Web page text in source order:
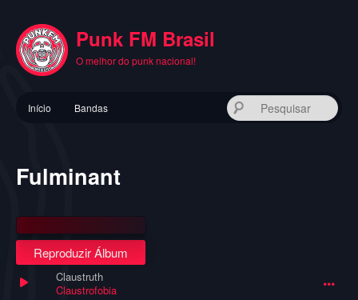
conteúdo
principal
Punk FM Brasil
O melhor do punk nacional!
principal
Início Bandas
Fulminant
Reproduzir Álbum
Claustruth
Claustrofobia